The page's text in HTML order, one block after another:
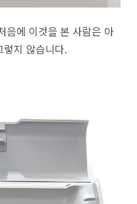
음에 이것을 본 사람은 아
지 않습니다.